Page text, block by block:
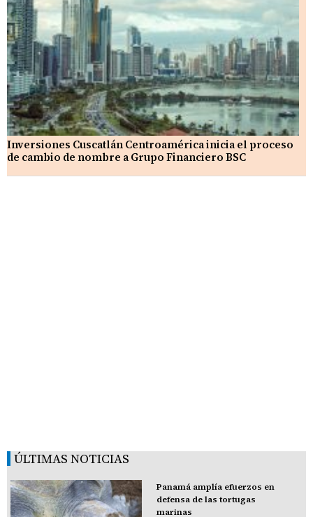
Inversiones Cuscatlán Centroamérica inicia el proceso
de cambio de nombre a Grupo Financiero BSC
ÚLTIMAS NOTICIAS
Panamá amplía efuerzos en
defensa de las tortugas
marinas